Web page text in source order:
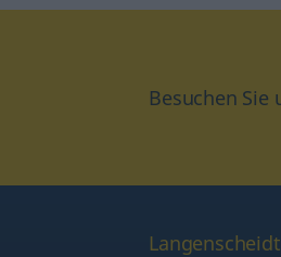
Besuchen Sie
Langenscheidt